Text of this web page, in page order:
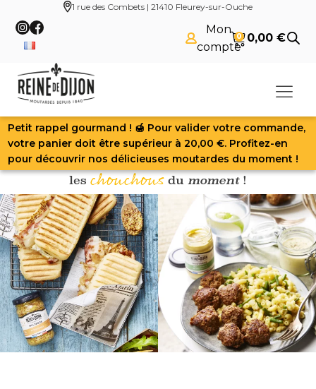
Panneau de gestion des cookies
1 rue des Combets | 21410 Fleurey-sur-Ouche
Mon
compte
0 0,00€
Petit rappel gourmand ! 🍯 Pour valider votre commande,
votre panier doit être supérieur à 20,00 €. Profitez-en
pour découvrir nos délicieuses moutardes du moment !
Nosclientsles couronnent,
les chouchous du moment!